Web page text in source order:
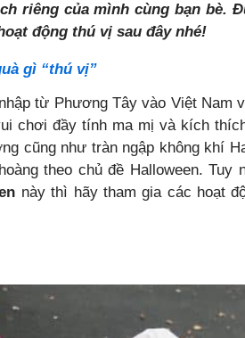
riêng của mình cùng bạn bè.
động thú vị sau đây nhé!
gì “thú vị”
từ Phương Tây vào Việt Nam
chơi đầy tính ma mị và kích
cũng như tràn ngập không khí
theo chủ đề Halloween. Tuy
này thì hãy tham gia các hoạt